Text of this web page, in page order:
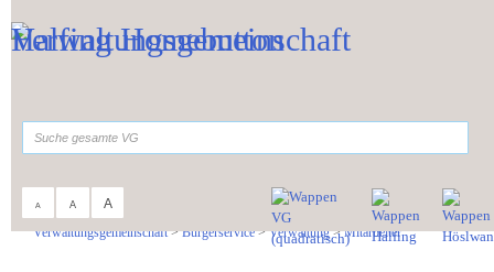
A A A
Verwaltungsgemeinschaft>Bürgerservice>Verwaltung>Mitarbeiter